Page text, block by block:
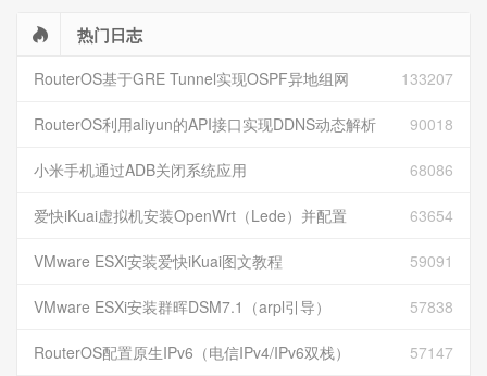
热门日志
133207
RouterOS基于GRE Tunnel实现OSPF异地组网
90018
RouterOS利用aliyun的API接口实现DDNS动态解析
68086
小米手机通过ADB关闭系统应用
63654
爱快iKuai虚拟机安装OpenWrt（Lede）并配置
59091
VMware ESXi安装爱快iKuai图文教程
57838
VMware ESXi安装群晖DSM7.1（arpl引导）
57147
RouterOS配置原生IPv6（电信IPv4/IPv6双栈）